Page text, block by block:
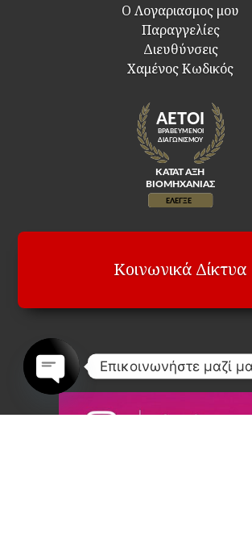
Ο Λογαριασμος μου
Παραγγελίες
Διευθύνσεις
Χαμένος Κωδικός
Κοινωνικά Δίκτυα
Επικοινωνήστε μαζί
chaty